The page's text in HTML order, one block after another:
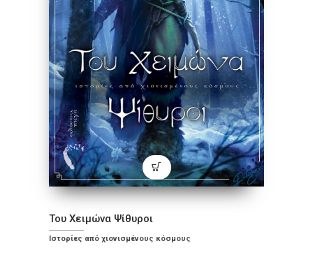
Του Χειμώνα Ψίθυροι
Ιστορίες από χιονισμένους κόσμους